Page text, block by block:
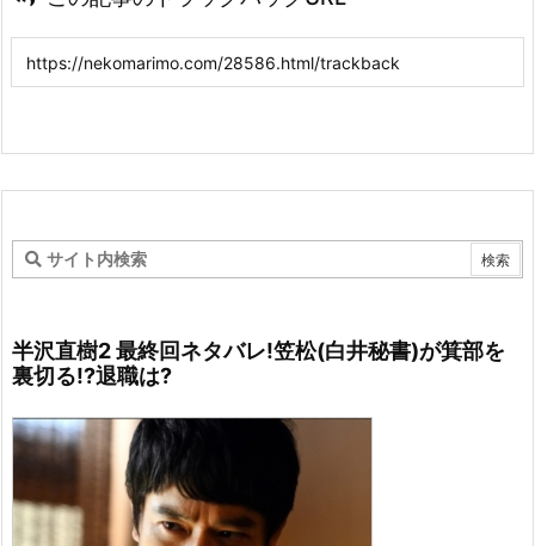
半沢直樹2 最終回ネタバレ!笠松(白井秘書)が箕部を
裏切る!?退職は?